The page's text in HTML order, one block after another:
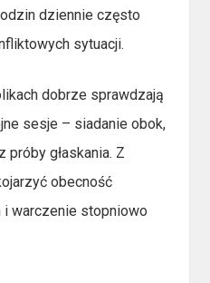
dziennie często
sytuacji.
dobrze sprawdzają
sesje – siadanie obok,
próby głaskania. Z
obecność
i warczenie stopniowo